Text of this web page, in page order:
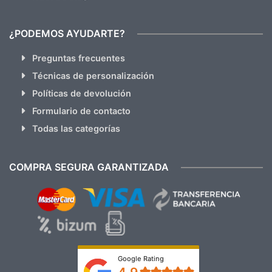
¿PODEMOS AYUDARTE?
Preguntas frecuentes
Técnicas de personalización
Políticas de devolución
Formulario de contacto
Todas las categorías
COMPRA SEGURA GARANTIZADA
Google Rating